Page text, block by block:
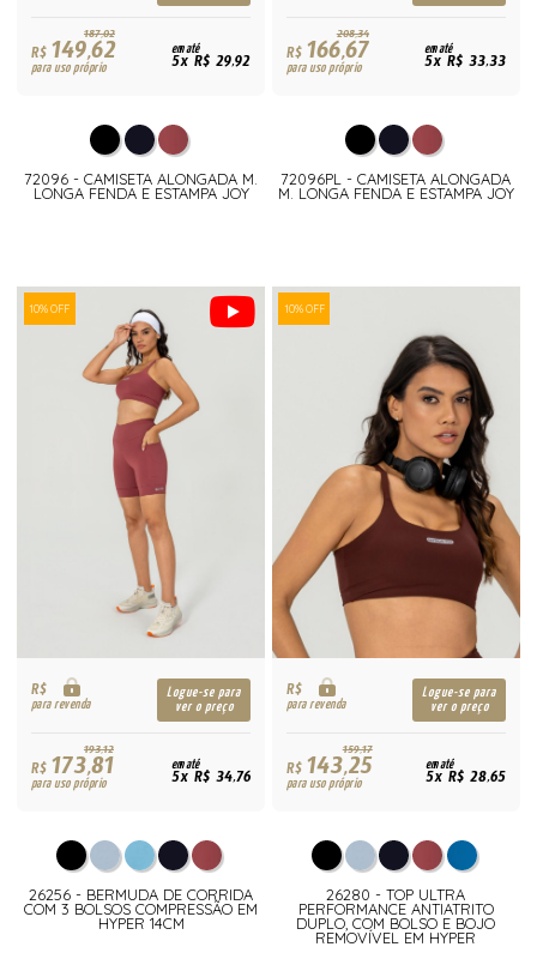
187,02
R$149,62
para uso próprio
em até
5x R$ 29,92
72096 - CAMISETA ALONGADA M.
LONGA FENDA E ESTAMPA JOY
208,34
R$166,67
para uso próprio
em até
5x R$ 33,33
72096PL - CAMISETA ALONGADA
M. LONGA FENDA E ESTAMPA JOY
10% OFF
R$
para revenda
Logue-se para
ver o preço
193,12
R$173,81
para uso próprio
em até
5x R$ 34,76
26256 - BERMUDA DE CORRIDA
COM 3 BOLSOS COMPRESSÃO EM
HYPER 14CM
10% OFF
R$
para revenda
Logue-se para
ver o preço
159,17
R$143,25
para uso próprio
em até
5x R$ 28,65
26280 - TOP ULTRA
PERFORMANCE ANTIATRITO
DUPLO, COM BOLSO E BOJO
REMOVÍVEL EM HYPER